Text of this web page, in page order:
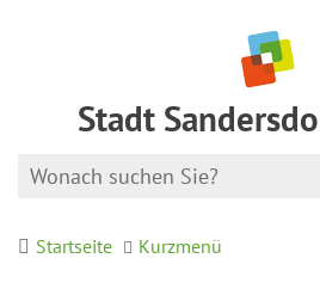
Stadt
Startseite Kurzmenü